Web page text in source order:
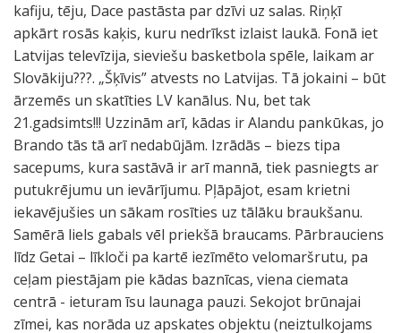
kafiju, tēju, Dace pastāsta par dzīvi uz salas. Riņķī
apkārt rosās kaķis, kuru nedrīkst izlaist laukā. Fonā iet
Latvijas televīzija, sieviešu basketbola spēle, laikam ar
Slovākiju???. „Šķīvis” atvests no Latvijas. Tā jokaini – būt
ārzemēs un skatīties LV kanālus. Nu, bet tak
21.gadsimts!!! Uzzinām arī, kādas ir Alandu pankūkas, jo
Brando tās tā arī nedabūjām. Izrādās – biezs tipa
sacepums, kura sastāvā ir arī mannā, tiek pasniegts ar
putukrējumu un ievārījumu. Pļāpājot, esam krietni
iekavējušies un sākam rosīties uz tālāku braukšanu.
Samērā liels gabals vēl priekšā braucams. Pārbrauciens
līdz Getai – līkloči pa kartē iezīmēto velomaršrutu, pa
ceļam piestājam pie kādas baznīcas, viena ciemata
centrā - ieturam īsu launaga pauzi. Sekojot brūnajai
zīmei, kas norāda uz apskates objektu (neiztulkojams